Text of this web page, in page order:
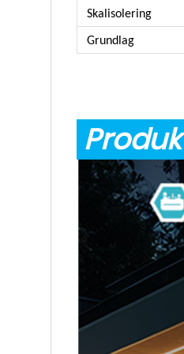
Skalisolering
Grundlag